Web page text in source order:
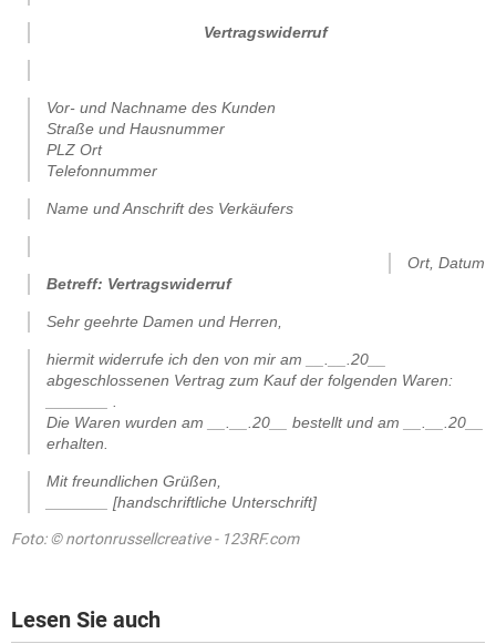
Vertragswiderruf
Vor- und Nachname des Kunden
Straße und Hausnummer
PLZ Ort
Telefonnummer
Name und Anschrift des Verkäufers
Ort, Datum
Betreff: Vertragswiderruf
Sehr geehrte Damen und Herren,
hiermit widerrufe ich den von mir am __.__.20__
abgeschlossenen Vertrag zum Kauf der folgenden Waren:
Die Waren wurden am __.__.20__ bestellt und am __.__.20__
erhalten.
Mit freundlichen Grüßen,
_______ [handschriftliche Unterschrift]
Foto: © nortonrussellcreative - 123RF.com
Lesen Sie auch